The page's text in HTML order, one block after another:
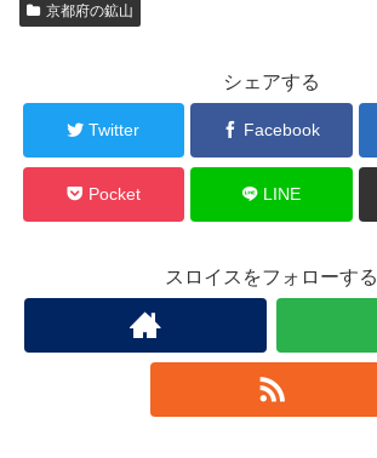
京都府の鉱山
シェアする
Twitter Facebook
Pocket LINE
スロイスをフォローする